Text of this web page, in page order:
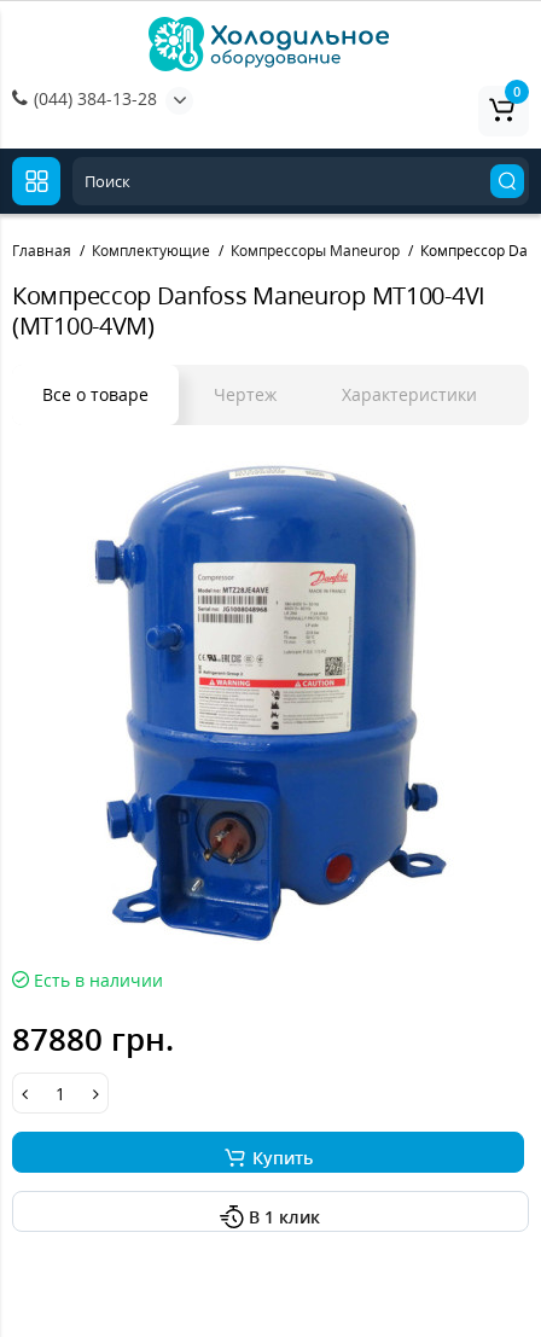
(044) 384-13-28 0
Главная Комплектующие Компрессоры Maneurop Компрессор
Компрессор Danfoss Maneurop MT100-4VI
(MT100-4VM)
Все о товаре Чертеж Характеристики
Есть в наличии
87880 грн.
Купить
В 1 клик